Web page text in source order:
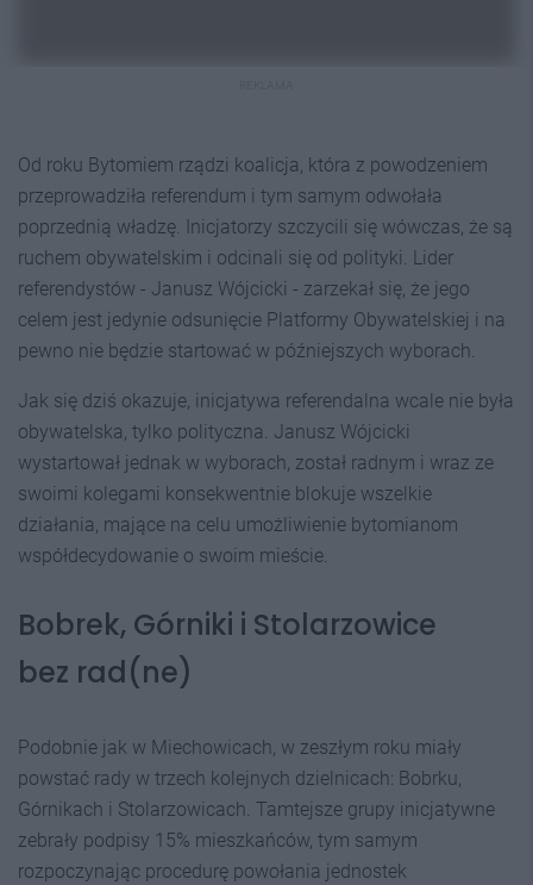
Od roku Bytomiem rządzi koalicja, która z powodzeniem
przeprowadziła referendum i tym samym odwołała
poprzednią władzę. Inicjatorzy szczycili się wówczas, że są
ruchem obywatelskim i odcinali się od polityki. Lider
referendystów - Janusz Wójcicki - zarzekał się, że jego
celem jest jedynie odsunięcie Platformy Obywatelskiej i na
pewno nie będzie startować w późniejszych wyborach.
Jak się dziś okazuje, inicjatywa referendalna wcale nie była
obywatelska, tylko polityczna. Janusz Wójcicki
wystartował jednak w wyborach, został radnym i wraz ze
swoimi kolegami konsekwentnie blokuje wszelkie
działania, mające na celu umożliwienie bytomianom
współdecydowanie o swoim mieście.
Bobrek, Górniki i Stolarzowice
bez rad(ne)
Podobnie jak w Miechowicach, w zeszłym roku miały
powstać rady w trzech kolejnych dzielnicach: Bobrku,
Górnikach i Stolarzowicach. Tamtejsze grupy inicjatywne
zebrały podpisy 15% mieszkańców, tym samym
rozpoczynając procedurę powołania jednostek